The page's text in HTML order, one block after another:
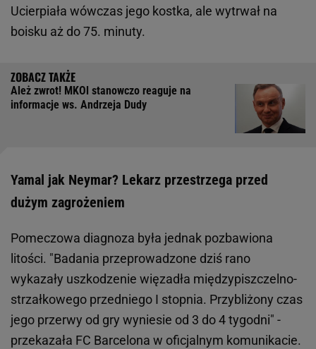
Ucierpiała wówczas jego kostka, ale wytrwał na
boisku aż do 75. minuty.
Ależ zwrot! MKOl stanowczo reaguje na
informacje ws. Andrzeja Dudy
Yamal jak Neymar? Lekarz przestrzega przed
dużym zagrożeniem
Pomeczowa diagnoza była jednak pozbawiona
litości. "Badania przeprowadzone dziś rano
wykazały uszkodzenie więzadła międzypiszczelno-
strzałkowego przedniego I stopnia. Przybliżony czas
jego przerwy od gry wyniesie od 3 do 4 tygodni" -
przekazała FC Barcelona w oficjalnym komunikacie.